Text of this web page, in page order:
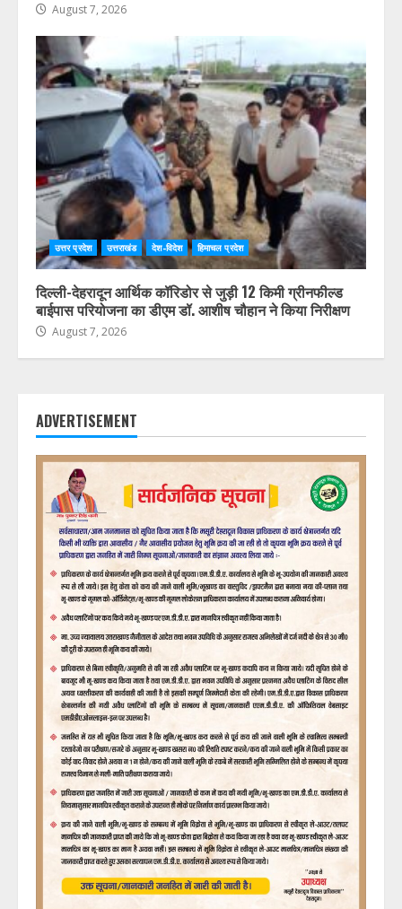
August 7, 2026
उत्तर प्रदेश उत्तराखंड देश-विदेश हिमाचल प्रदेश
दिल्ली-देहरादून आर्थिक कॉरिडोर से जुड़ी 12 किमी ग्रीनफील्ड
बाईपास परियोजना का डीएम डॉ. आशीष चौहान ने किया निरीक्षण
August 7, 2026
ADVERTISEMENT